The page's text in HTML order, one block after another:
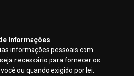
Informações
informações pessoais com
necessário para fornecer os
ou quando exigido por lei.